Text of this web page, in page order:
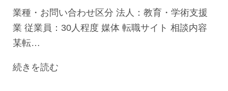
業種・お問い合わせ区分 法人：教育・学術支援
業 従業員：30人程度 媒体 転職サイト 相談内容
某転…
続きを読む